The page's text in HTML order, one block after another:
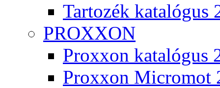
Tartozék katalógus
PROXXON
Proxxon katalógus
Proxxon Micromot